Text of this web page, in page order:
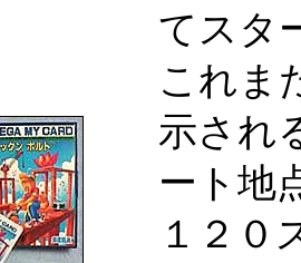
てスタ
これま
示され
ート地
１２０